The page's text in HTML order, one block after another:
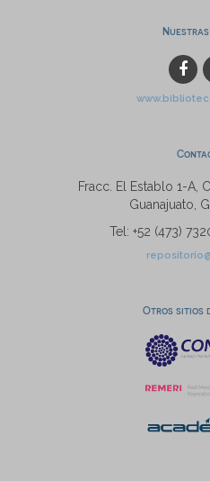
Fracc. El Establo 1-A,
Guanajuato,
Tel: +52 (473)
Otros sitios